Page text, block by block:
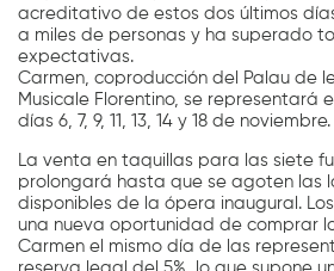
acreditativo de estos dos últimos
a miles de personas y ha superado
expectativas.
Carmen, coproducción del Palau de
Musicale Florentino, se representará
días 6, 7, 9, 11, 13, 14 y 18 de noviembre.
La venta en taquillas para las siete
prolongará hasta que se agoten las
disponibles de la ópera inaugural.
una nueva oportunidad de comprar
Carmen el mismo día de las